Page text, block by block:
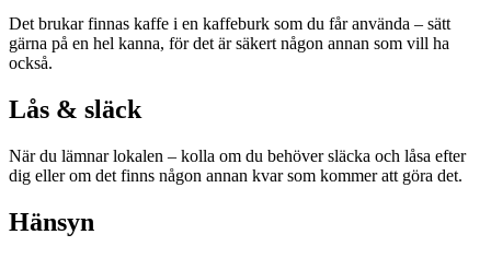
Det brukar finnas kaffe i en kaffeburk som du får använda – sätt
gärna på en hel kanna, för det är säkert någon annan som vill ha
också.
Lås & släck
När du lämnar lokalen – kolla om du behöver släcka och låsa efter
dig eller om det finns någon annan kvar som kommer att göra det.
Hänsyn